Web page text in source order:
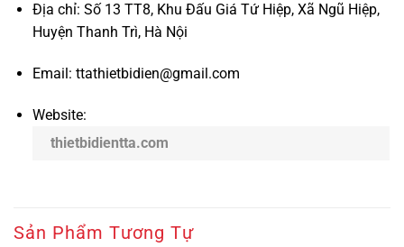
Địa chỉ: Số 13 TT8, Khu Đấu Giá Tứ Hiệp, Xã Ngũ Hiệp,
Huyện Thanh Trì, Hà Nội
Email: ttathietbidien@gmail.com
Website:
thietbidientta.com
Sản Phẩm Tương Tự